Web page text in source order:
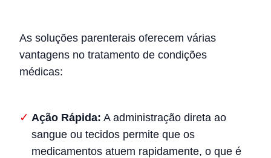
As soluções parenterais oferecem várias
vantagens no tratamento de condições
médicas:
Ação Rápida: A administração direta ao
sangue ou tecidos permite que os
medicamentos atuem rapidamente, o que é